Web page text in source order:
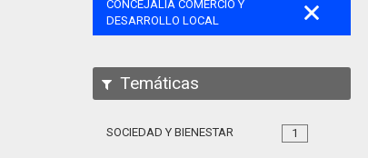
CONCEJALÍA COMERCIO Y
DESARROLLO LOCAL
Temáticas
1
SOCIEDAD Y BIENESTAR